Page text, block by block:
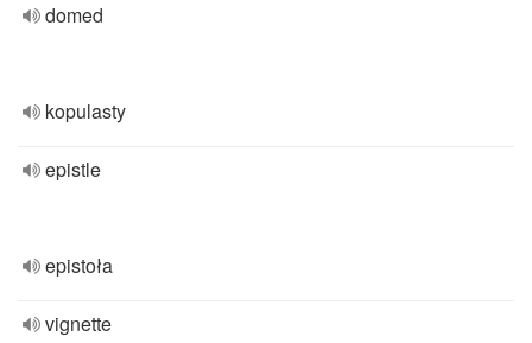
domed
kopulasty
epistle
epistoła
vignette